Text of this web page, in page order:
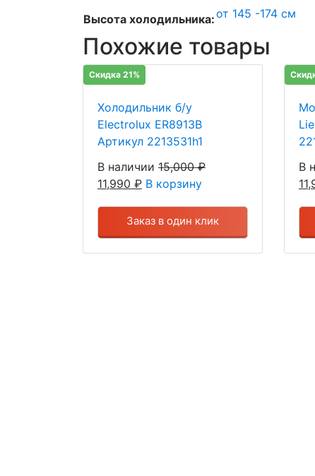
Высота холодильника:от 145 -174 см
Похожие товары
Скидка 21%
Холодильник б/у
Electrolux ER8913B
Артикул 2213531h1
В наличии 15,000₽
11,990 ₽ В корзину
Заказ в один клик
В